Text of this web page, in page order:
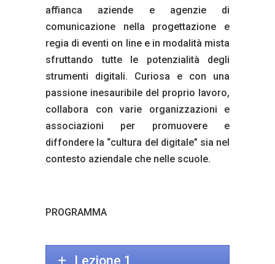
affianca aziende e agenzie di
comunicazione nella progettazione e
regia di eventi on line e in modalità mista
sfruttando tutte le potenzialità degli
strumenti digitali. Curiosa e con una
passione inesauribile del proprio lavoro,
collabora con varie organizzazioni e
associazioni per promuovere e
diffondere la “cultura del digitale” sia nel
contesto aziendale che nelle scuole.
PROGRAMMA
Lezione 1